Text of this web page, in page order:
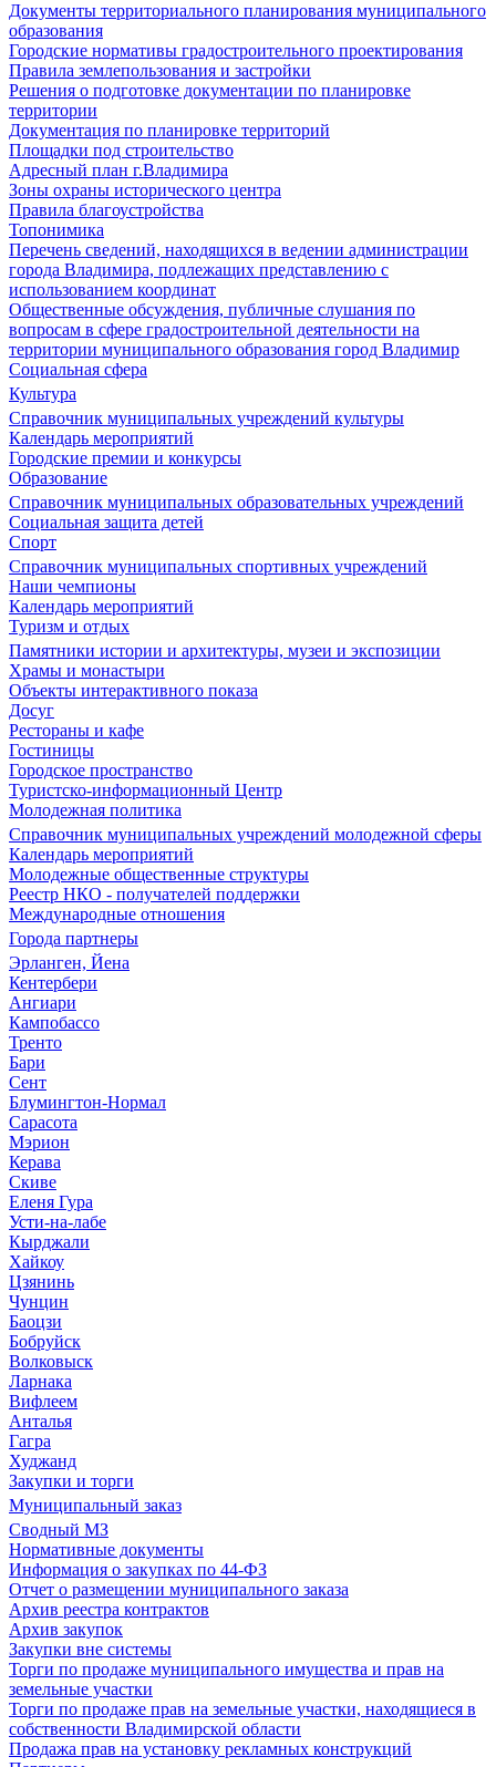
Документы территориального планирования муниципального
образования
Городские нормативы градостроительного проектирования
Правила землепользования и застройки
Решения о подготовке документации по планировке
территории
Документация по планировке территорий
Площадки под строительство
Адресный план г.Владимира
Зоны охраны исторического центра
Правила благоустройства
Топонимика
Перечень сведений, находящихся в ведении администрации
города Владимира, подлежащих представлению с
использованием координат
Общественные обсуждения, публичные слушания по
вопросам в сфере градостроительной деятельности на
территории муниципального образования город Владимир
Социальная сфера
Культура
Справочник муниципальных учреждений культуры
Календарь мероприятий
Городские премии и конкурсы
Образование
Справочник муниципальных образовательных учреждений
Социальная защита детей
Спорт
Справочник муниципальных спортивных учреждений
Наши чемпионы
Календарь мероприятий
Туризм и отдых
Памятники истории и архитектуры, музеи и экспозиции
Храмы и монастыри
Объекты интерактивного показа
Досуг
Рестораны и кафе
Гостиницы
Городское пространство
Туристско-информационный Центр
Молодежная политика
Справочник муниципальных учреждений молодежной сферы
Календарь мероприятий
Молодежные общественные структуры
Реестр НКО - получателей поддержки
Международные отношения
Города партнеры
Эрланген, Йена
Кентербери
Ангиари
Кампобассо
Тренто
Бари
Сент
Блумингтон-Нормал
Сарасота
Мэрион
Керава
Скиве
Еленя Гура
Усти-на-лабе
Кырджали
Хайкоу
Цзянинь
Чунцин
Баоцзи
Бобруйск
Волковыск
Ларнака
Вифлеем
Анталья
Гагра
Худжанд
Закупки и торги
Муниципальный заказ
Сводный МЗ
Нормативные документы
Информация о закупках по 44-ФЗ
Отчет о размещении муниципального заказа
Архив реестра контрактов
Архив закупок
Закупки вне системы
Торги по продаже муниципального имущества и прав на
земельные участки
Торги по продаже прав на земельные участки, находящиеся в
собственности Владимирской области
Продажа прав на установку рекламных конструкций